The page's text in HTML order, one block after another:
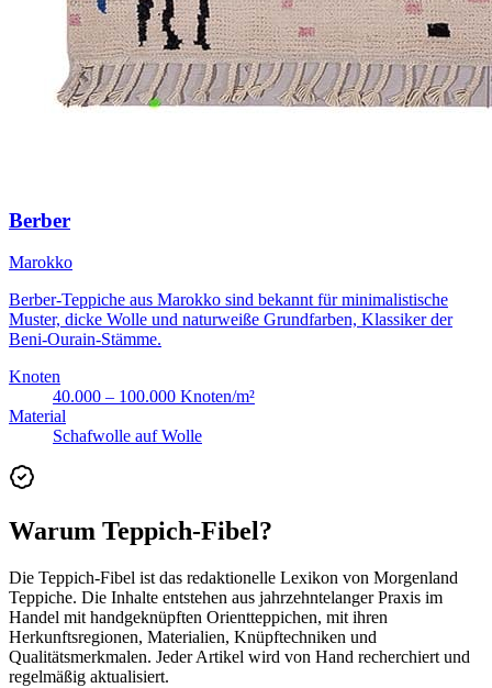
Berber
Marokko
Berber-Teppiche aus Marokko sind bekannt für minimalistische
Muster, dicke Wolle und naturweiße Grundfarben, Klassiker der
Beni-Ourain-Stämme.
Knoten
40.000 – 100.000 Knoten/m²
Material
Schafwolle auf Wolle
Warum Teppich-Fibel?
Die Teppich-Fibel ist das redaktionelle Lexikon von Morgenland
Teppiche. Die Inhalte entstehen aus jahrzehntelanger Praxis im
Handel mit handgeknüpften Orientteppichen, mit ihren
Herkunftsregionen, Materialien, Knüpftechniken und
Qualitätsmerkmalen. Jeder Artikel wird von Hand recherchiert und
regelmäßig aktualisiert.